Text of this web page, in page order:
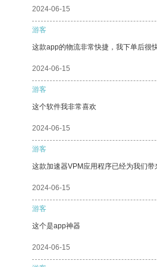
2024-06-15
游客
这款app的物流非常快捷，我下单后很
2024-06-15
游客
这个软件我非常喜欢
2024-06-15
游客
这款加速器VPM应用程序已经为我们
2024-06-15
游客
这个是app神器
2024-06-15